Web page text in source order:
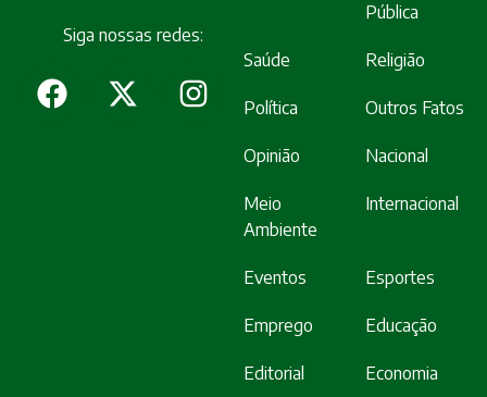
Siga nossas redes:
Pública
Saúde Religião
Política Outros Fatos
Opinião Nacional
Meio
Ambiente
Internacional
Eventos Esportes
Emprego Educação
Editorial Economia